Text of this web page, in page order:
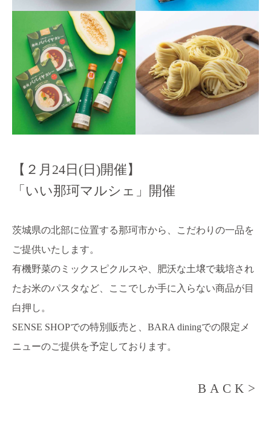
【２月24日(日)開催】
「いい那珂マルシェ」開催
茨城県の北部に位置する那珂市から、こだわりの一品を
ご提供いたします。
有機野菜のミックスピクルスや、肥沃な土壌で栽培され
たお米のパスタなど、ここでしか手に入らない商品が目
白押し。
SENSE SHOPでの特別販売と、BARA diningでの限定メ
ニューのご提供を予定しております。
BACK>